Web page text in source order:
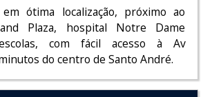
ótima localização, próximo ao
Plaza, hospital Notre Dame
com fácil acesso à Av
do centro de Santo André.